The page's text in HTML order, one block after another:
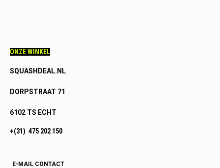
ONZE WINKEL
SQUASHDEAL.NL
DORPSTRAAT 71
6102 TS ECHT
+(31) 475 202 150
E-MAIL CONTACT